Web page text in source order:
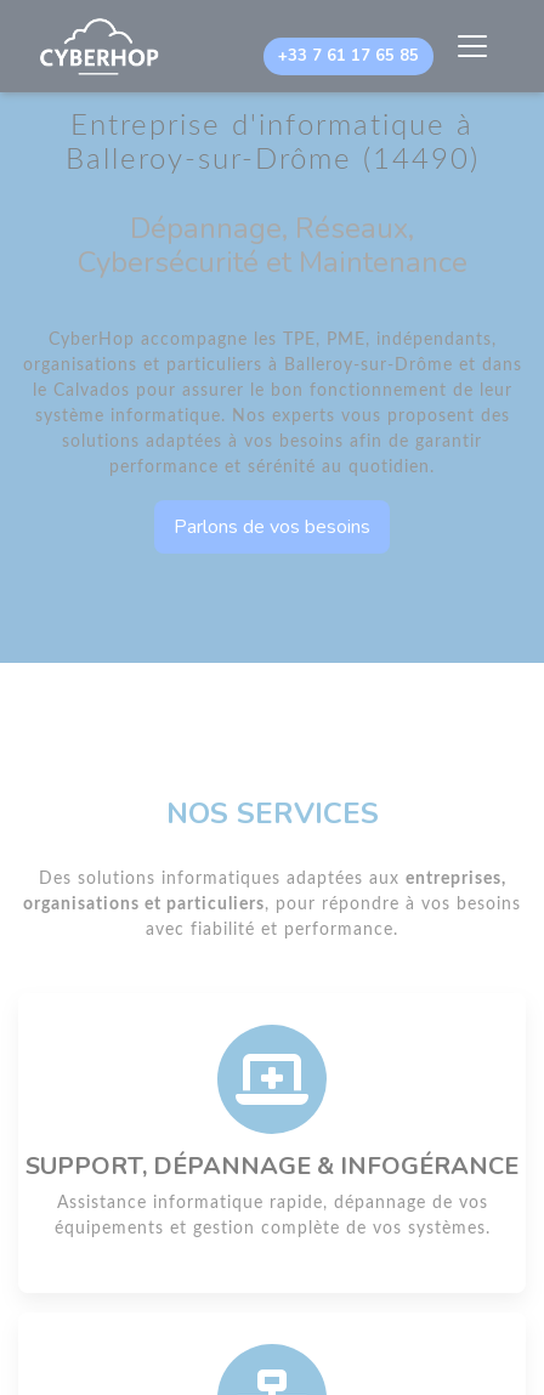
Panneau de gestion des cookies
+33 7 61 17 65 85
Entreprise d'informatique à
Balleroy-sur-Drôme (14490)
Dépannage, Réseaux,
Cybersécurité et Maintenance
CyberHop accompagne les TPE, PME, indépendants,
organisations et particuliers à Balleroy-sur-Drôme et dans
le Calvados pour assurer le bon fonctionnement de leur
système informatique. Nos experts vous proposent des
solutions adaptées à vos besoins afin de garantir
performance et sérénité au quotidien.
Parlons de vos besoins
NOS SERVICES
Des solutions informatiques adaptées aux entreprises,
organisations et particuliers, pour répondre à vos besoins
avec fiabilité et performance.
SUPPORT, DÉPANNAGE & INFOGÉRANCE
Assistance informatique rapide, dépannage de vos
équipements et gestion complète de vos systèmes.